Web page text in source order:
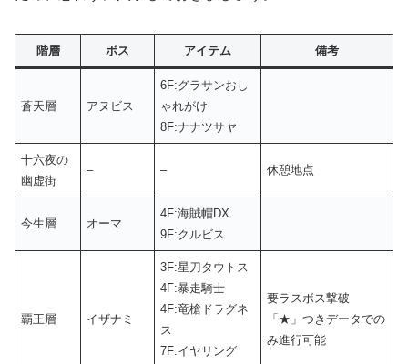
階層 ボス アイテム 備考
蒼天層 アヌビス
6F:グラサンおし
ゃれがけ
8F:ナナツサヤ
十六夜の
幽虚街
– – 休憩地点
今生層 オーマ
4F:海賊帽DX
9F:クルビス
覇王層 イザナミ
3F:星刀タウトス
4F:暴走騎士
4F:竜槍ドラグネ
ス
7F:イヤリング
要ラスボス撃破
「★」つきデータでの
み進行可能